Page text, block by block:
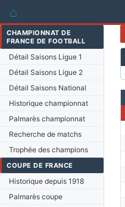
⌂
CHAMPIONNAT DE
FRANCE DE FOOTBALL
Détail Saisons Ligue 1
Détail Saisons Ligue 2
Détail Saisons National
Historique championnat
Palmarès championnat
Recherche de matchs
Trophée des champions
COUPE DE FRANCE
Historique depuis 1918
Palmarès coupe